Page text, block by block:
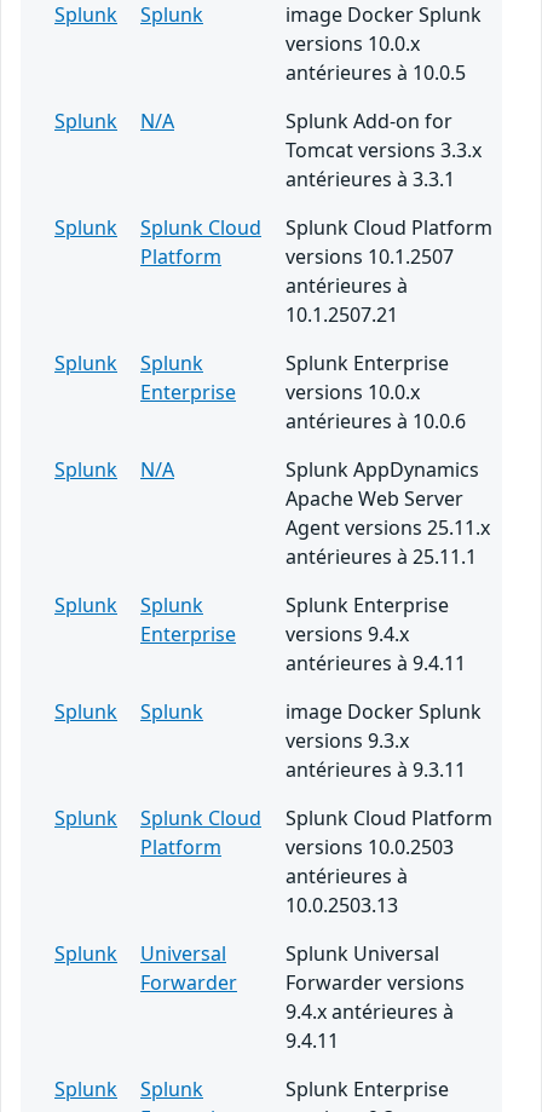
Splunk
Splunk
image Docker Splunk
versions 10.0.x
antérieures à 10.0.5
Splunk
N/A
Splunk Add-on for
Tomcat versions 3.3.x
antérieures à 3.3.1
Splunk
Splunk Cloud
Platform
Splunk Cloud Platform
versions 10.1.2507
antérieures à
10.1.2507.21
Splunk
Splunk
Enterprise
Splunk Enterprise
versions 10.0.x
antérieures à 10.0.6
Splunk
N/A
Splunk AppDynamics
Apache Web Server
Agent versions 25.11.x
antérieures à 25.11.1
Splunk
Splunk
Enterprise
Splunk Enterprise
versions 9.4.x
antérieures à 9.4.11
Splunk
Splunk
image Docker Splunk
versions 9.3.x
antérieures à 9.3.11
Splunk
Splunk Cloud
Platform
Splunk Cloud Platform
versions 10.0.2503
antérieures à
10.0.2503.13
Splunk
Universal
Forwarder
Splunk Universal
Forwarder versions
9.4.x antérieures à
9.4.11
Splunk
Splunk
Splunk Enterprise